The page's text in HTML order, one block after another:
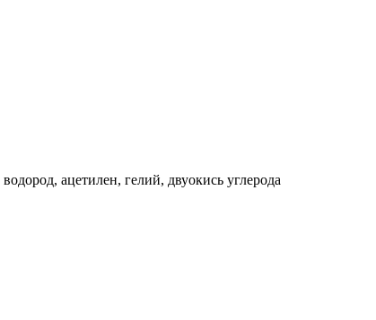
ацетилен, гелий, двуокись углерода